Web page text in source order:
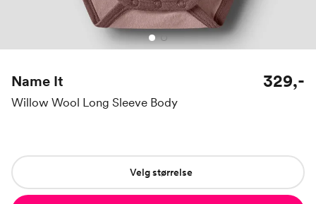
Name It
Willow Wool Long Sleeve Body
329,-
Velg størrelse